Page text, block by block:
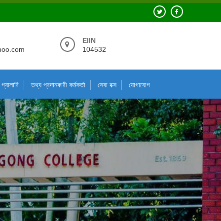
EIIN
104532
গ্যালারি তথ্য প্রদানকারী কর্মকর্তা সেবা বক্স যোগাযোগ